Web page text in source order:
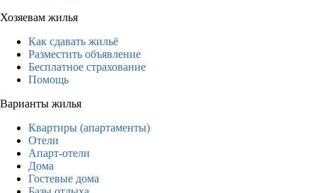
Хозяевам жилья
Как сдавать жильё
Разместить объявление
Бесплатное страхование
Помощь
Варианты жилья
Квартиры (апартаменты)
Отели
Апарт-отели
Дома
Гостевые дома